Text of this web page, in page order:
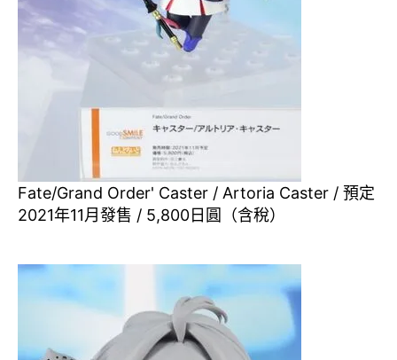
Fate/Grand Order' Caster / Artoria Caster / 預定
2021年11月發售 / 5,800日圓（含稅）